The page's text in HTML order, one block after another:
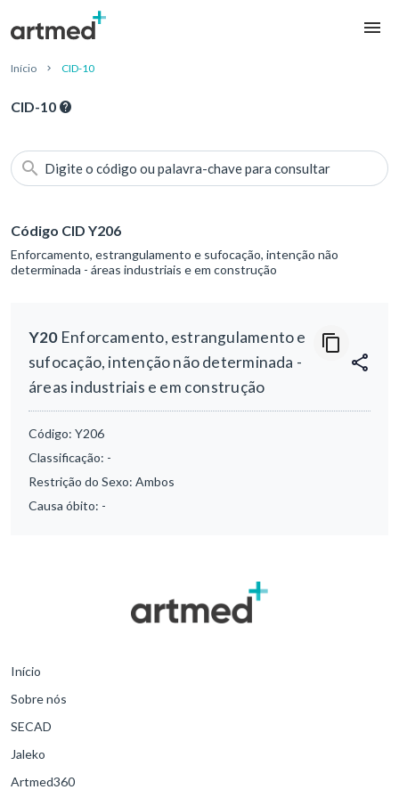
Início CID-10
CID-10
Digite o código ou palavra-chave para consultar
Código CID Y206
Enforcamento, estrangulamento e sufocação, intenção não
determinada - áreas industriais e em construção
Y20Enforcamento, estrangulamento e
sufocação, intenção não determinada -
áreas industriais e em construção
Código: Y206
Classificação: -
Restrição do Sexo: Ambos
Causa óbito: -
Início
Sobre nós
SECAD
Jaleko
Artmed360